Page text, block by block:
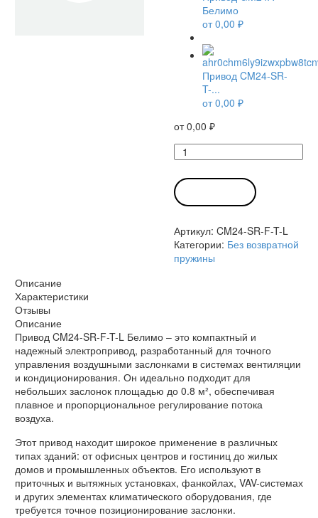
Белимо
от0,00 ₽
Привод CM24-SR-
T-...
от0,00 ₽
от0,00 ₽
Количество
товара
Привод
CM24-
SR-
T-
L
Белимо
Артикул: CM24-SR-F-T-L
Категории: Без возвратной
пружины
Описание
Характеристики
Отзывы
Описание
Привод CM24-SR-F-T-L Белимо – это компактный и
надежный электропривод, разработанный для точного
управления воздушными заслонками в системах вентиляции
и кондиционирования. Он идеально подходит для
небольших заслонок площадью до 0.8 м², обеспечивая
плавное и пропорциональное регулирование потока
воздуха.
Этот привод находит широкое применение в различных
типах зданий: от офисных центров и гостиниц до жилых
домов и промышленных объектов. Его используют в
приточных и вытяжных установках, фанкойлах, VAV-системах
и других элементах климатического оборудования, где
требуется точное позиционирование заслонки.